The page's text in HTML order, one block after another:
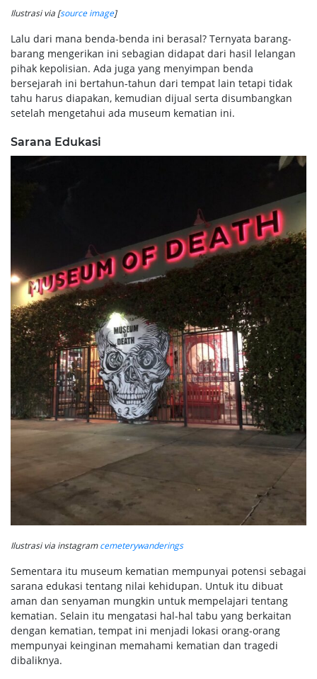
Ilustrasi via [source image]
Lalu dari mana benda-benda ini berasal? Ternyata barang-
barang mengerikan ini sebagian didapat dari hasil lelangan
pihak kepolisian. Ada juga yang menyimpan benda
bersejarah ini bertahun-tahun dari tempat lain tetapi tidak
tahu harus diapakan, kemudian dijual serta disumbangkan
setelah mengetahui ada museum kematian ini.
Sarana Edukasi
Ilustrasi via instagramcemeterywanderings
Sementara itu museum kematian mempunyai potensi sebagai
sarana edukasi tentang nilai kehidupan. Untuk itu dibuat
aman dan senyaman mungkin untuk mempelajari tentang
kematian. Selain itu mengatasi hal-hal tabu yang berkaitan
dengan kematian, tempat ini menjadi lokasi orang-orang
mempunyai keinginan memahami kematian dan tragedi
dibaliknya.